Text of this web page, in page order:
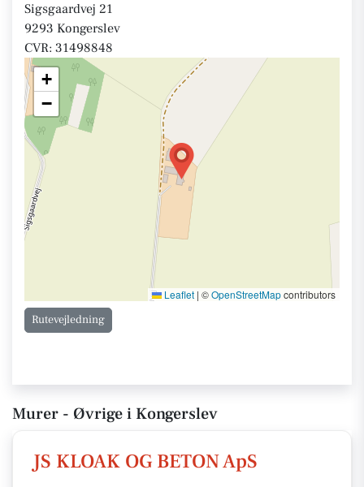
Sigsgaardvej 21
9293 Kongerslev
CVR: 31498848
+
−
Leaflet | ©OpenStreetMapcontributors
Rutevejledning
Murer - Øvrige i Kongerslev
JS KLOAK OG BETON ApS